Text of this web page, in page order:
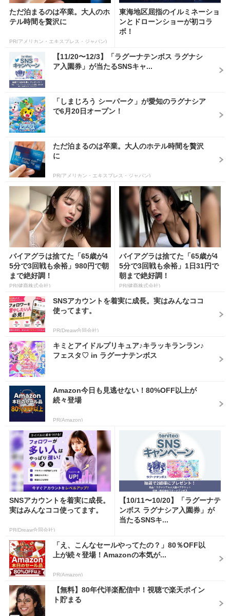
ただ泊まるのは卒業。大人のホ
テル時間を贅沢に
PR(アメリカン・エキスプレス・ジャパン)
東海地区屈指のイルミネーショ
ンとドローンショーが初コラ
ボ！
【11/20〜12/3】「ラグーナテンボス ラグナシ
ア入園券」が当たるSNSキャ...
「しまじろう シーパーク」が愛知のラグナシア
で6月20日オープン！
ただ泊まるのは卒業。大人のホテル時間を贅沢
に
PR(アメリカン・エキスプレス・ジャパン)
バイアグラは捨てた「65歳が4
5分で3回戦も余裕」980円で朝
まで絶好調！
PR(健商株式会社)
バイアグラは捨てた「65歳が4
5分で3回戦も余裕」1日31円で
朝まで絶好調！
PR(健商株式会社)
SNSアカウントを着実に成長。実はみんなココ
使ってます。
PR(Dreaw合同会社)
キミとアイドルプリキュア♪キラッキランラン♪
フェスタ♡ in ラグーナテンボス
Amazon今日も見逃せない！80%OFF以上が
続々登場
PR(Amazon)
SNSアカウントを着実に成長。
実はみんなココ使ってます。
PR(Dreaw合同会社)
【10/11〜10/20】「ラグーナテ
ンボス ラグナシア入園券」が
当たるSNSキ...
「え、こんなセールやってたの？」80％OFF以
上が続々登場！Amazonの本気が...
PR(Amazon)
【無料】80年代洋楽配信中！視聴で楽天ポイン
ト貯まる